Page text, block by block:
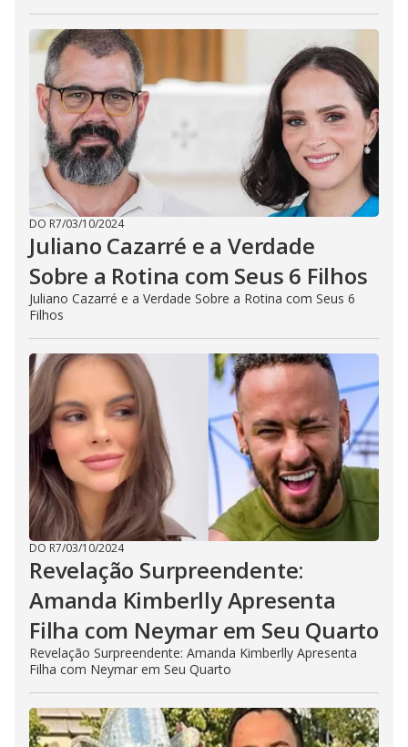
DO R7/03/10/2024
Juliano Cazarré e a Verdade
Sobre a Rotina com Seus 6 Filhos
Juliano Cazarré e a Verdade Sobre a Rotina com Seus 6
Filhos
DO R7/03/10/2024
Revelação Surpreendente:
Amanda Kimberlly Apresenta
Filha com Neymar em Seu Quarto
Revelação Surpreendente: Amanda Kimberlly Apresenta
Filha com Neymar em Seu Quarto